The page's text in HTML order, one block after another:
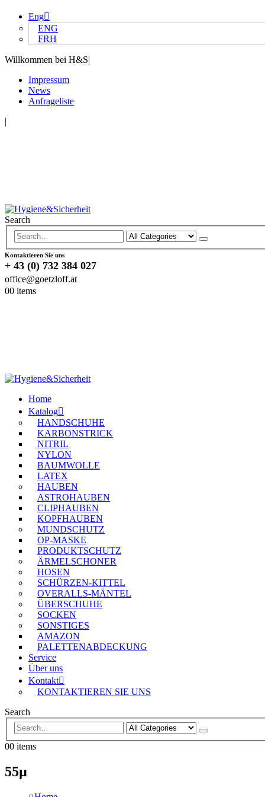
Eng
ENG
FRH
Willkommen bei H&S|
Impressum
News
Anfrageliste
|
Search
Kontaktieren Sie uns
+ 43 (0) 732 384 027
office@goetzloff.at
00 items
Home
Katalog
HANDSCHUHE
KARBONSTRICK
NITRIL
NYLON
BAUMWOLLE
LATEX
HAUBEN
ASTROHAUBEN
CLIPHAUBEN
KOPFHAUBEN
MUNDSCHUTZ
OP-MASKE
PRODUKTSCHUTZ
ÄRMELSCHONER
HOSEN
SCHÜRZEN-KITTEL
OVERALLS-MÄNTEL
ÜBERSCHUHE
SOCKEN
SONSTIGES
AMAZON
PALETTENABDECKUNG
Service
Über uns
Kontakt
KONTAKTIEREN SIE UNS
Search
00 items
55µ